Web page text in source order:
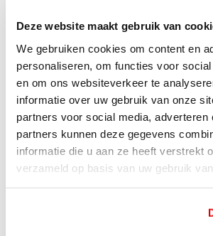
Deze website maakt gebruik van
We gebruiken cookies om content en
personaliseren, om functies voor
en om ons websiteverkeer te
informatie over uw gebruik van onze
partners voor social media, adverteren
partners kunnen deze gegevens
informatie die u aan ze heeft verstrekt
verzameld op basis van uw gebruik